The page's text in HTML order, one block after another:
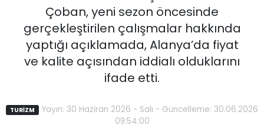
Çoban, yeni sezon öncesinde
gerçekleştirilen çalışmalar hakkında
yaptığı açıklamada, Alanya’da fiyat
ve kalite açısından iddialı olduklarını
ifade etti.
TURİZM Yayın: 30 Haziran 2026 - Salı - Güncelleme: 30.06.2026
09:54:00